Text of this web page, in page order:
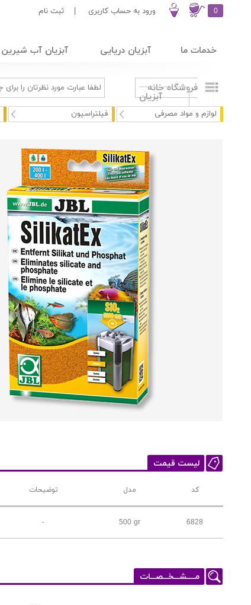
0 ورود به حساب کاربری ثبت نام
خدمات ما آبزیان دریایی آبزیان آب شیرین
فروشگاه خانه
آبزیان
لوازم و مواد مصرفی فیلتراسیون
لیست قیمت
کد مدل توضیحات
6828
500 gr
-
مـــــشـــخـــصـــات